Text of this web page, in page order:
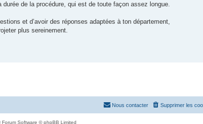
de la procédure, qui est de toute façon assez longue.
et d’avoir des réponses adaptées à ton département,
plus sereinement.
Supprimer les
Nous contacter
Forum Software © phpBB Limited